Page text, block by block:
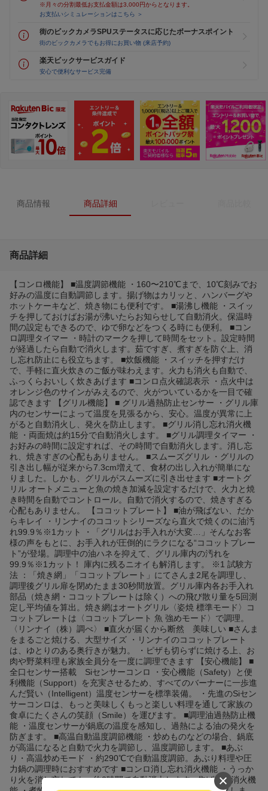
※月々の分割最低お支払金額は3,000円からとなります。
お支払いシミュレーションはこちら ＞
街のビックカメラSPUステータスに応じたボーナスポイント
街のビックカメラでもお得にお買い物 (来店予約)
楽天ビックサービスガイド
安心で便利なサービス完備
商品情報 商品詳細
商品詳細
【コンロ機能】 ■温度調節機能 ・160〜210℃まで、10℃刻みでお
好みの温度に自動調節します。揚げ物はカリッと、ハンバーグや
ホットケーキなど、焼き物にも便利です。 ■湯沸し機能 ・スイッ
チを押しておけばお湯が沸いたらお知らせして自動消火。保温時
間の設定もできるので、ゆで卵などをつくる時にも便利。 ■コン
ロ調理タイマー ・時計のマークを押して時間をセット。設定時間
が経過したら自動で消火します。茹ですぎ、煮すぎを防ぐ上、消
し忘れ防止にも役立ちます。 ■炊飯機能 ・スイッチを押すだけ
で、手軽に直火炊きのご飯が味わえます。火力も消火も自動で、
ふっくらおいしく炊きあげます ■コンロ点火確認表示 ・点火中は
オレンジ色のサインがみえるので、火がついているかを一目で確
認できます 【グリル機能】 ■ グリル過熱防止センサー ・グリル庫
内のセンサーによって温度を見張るから、安心。温度が異常に上
がると自動消火し、発火を防止します。 ■グリル消し忘れ消火機
能 ・両面焼は約15分で自動消火します。 ■グリル調理タイマー ・
お好みの時間に設定すれば、その時間で自動消火します。消し忘
れ、焼きすぎの心配もありません。 ■スムーズグリル ・グリルの
引き出し幅が従来から7.3cm増えて、食材の出し入れが簡単にな
りました。しかも、グリルがスムーズに引き出せます ■オートグ
リル オートメニューと魚の焼き加減を設定するだけで、火力と焼
き時間を自動でコントロール。自動で消火するので、焼きすぎる
心配もありません。 【ココットプレート】 ■油が飛ばない、だか
らキレイ ・リンナイのココットシリーズなら直火で焼くのに油汚
れ99.9％※1カット ・「グリルはお手入れが大変…」そんなお客
様の声をもとに、お手入れが圧倒的にラクになる“ココットプレー
ト”が登場。調理中の油ハネを抑えて、グリル庫内の汚れを
99.9％※1カット！ 庫内に残るニオイも解消します。 ※1 試験方
法 ：「焼き網」「ココットプレート」にてさんま2尾を調理し、
調理後グリル扉を閉めたまま30秒間放置。グリル庫内各お手入れ
部品（焼き網・ココットプレートは除く）への飛び散り量を5回測
定し平均値を算出。焼き網はオートグリル〈姿焼 標準モード〉コ
コットプレートは〈ココットプレート 魚 強めモード〉で調理。
〈リンナイ（株）調べ〉 ■直火が届くから断然 美味しい ■さんま
をまるごと焼ける、大型サイズ ・リンナイのココットプレート
は、ゆとりのある奥行きが魅力。 ・ピザも切らずに焼ける上、お
肉や野菜料理も家族全員分を一度に調理できます 【安心機能】 ■
全口センサー搭載 Siセンサーコンロ ・安心機能（Safety）と便
利機能（Support）を充実させるため、すべてのバーナーに一歩進
んだ賢い（Intelligent）温度センサーを標準装備。 ・先進のSiセン
サーコンロは、もっと美味しくもっと楽しい料理を通して家族の
食卓にたくさんの笑顔（Smile）を運びます。 ■調理油過熱防止機
能 ・温度センサーが鍋底の温度を感知し、過熱による油の発火を
防ぎます。 ■高温自動温度調節機能 ・炒めものなどの場合、鍋底
が高温になると自動で火力を調節し、温度調節します。 ■あぶ
り・高温炒めモード ・約290℃で自動温度調節。あぶり料理や圧
力鍋の調理時におすすめです ■コンロ消し忘れ消火機能 ・うっか
り火を消し忘れても、約2時間で自動消火します ■焦げつき消火機